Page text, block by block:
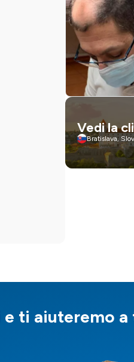
Vedi la
Bratislava,
ti aiuteremo